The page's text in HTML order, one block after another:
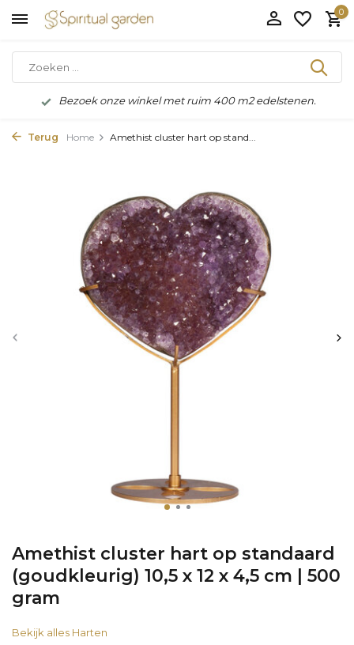
0
Bezoek onze winkel met ruim 400 m2 edelstenen.
Terug Home Amethist cluster hart op stand...
Amethist cluster hart op standaard
(goudkleurig) 10,5 x 12 x 4,5 cm | 500
gram
Bekijk alles Harten